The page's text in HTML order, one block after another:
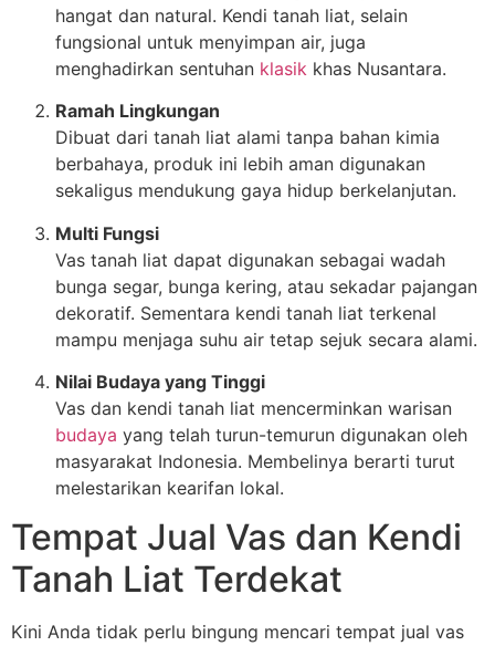
hangat dan natural. Kendi tanah liat, selain
fungsional untuk menyimpan air, juga
menghadirkan sentuhan klasik khas Nusantara.
Ramah Lingkungan
Dibuat dari tanah liat alami tanpa bahan kimia
berbahaya, produk ini lebih aman digunakan
sekaligus mendukung gaya hidup berkelanjutan.
Multi Fungsi
Vas tanah liat dapat digunakan sebagai wadah
bunga segar, bunga kering, atau sekadar pajangan
dekoratif. Sementara kendi tanah liat terkenal
mampu menjaga suhu air tetap sejuk secara alami.
Nilai Budaya yang Tinggi
Vas dan kendi tanah liat mencerminkan warisan
budaya yang telah turun-temurun digunakan oleh
masyarakat Indonesia. Membelinya berarti turut
melestarikan kearifan lokal.
Tempat Jual Vas dan Kendi
Tanah Liat Terdekat
Kini Anda tidak perlu bingung mencari tempat jual vas